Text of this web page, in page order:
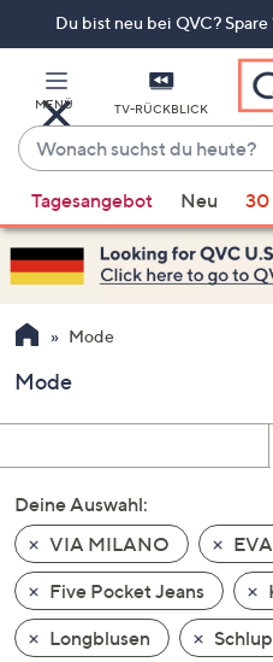
Du bist neu bei QVC?
MENÜ TV-RÜCKBLICK
Wonach
suchst
du
heute?
Vorschläge
verfügbar
sind,
verwenden
Sie
Pfeiltasten
nach
und
nach
unten
oder
wischen
Sie
auf
Tagesangebot Neu 30
Mode
Mode
Deine Auswahl:
VIA MILANO
Five Pocket Jeans
Longblusen